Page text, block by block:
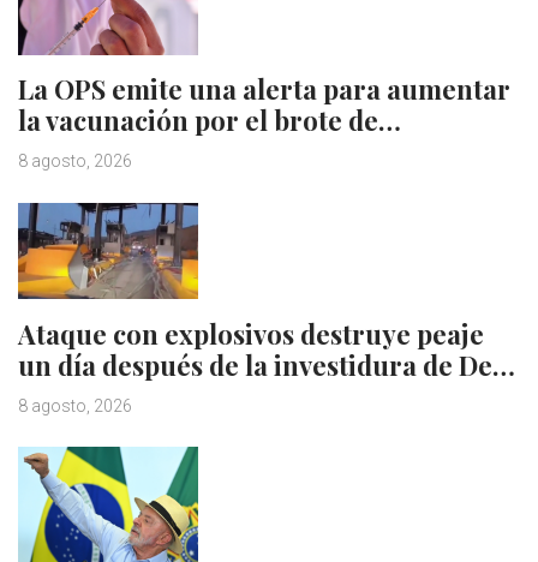
La OPS emite una alerta para aumentar
la vacunación por el brote de…
8 agosto, 2026
Ataque con explosivos destruye peaje
un día después de la investidura de De…
8 agosto, 2026